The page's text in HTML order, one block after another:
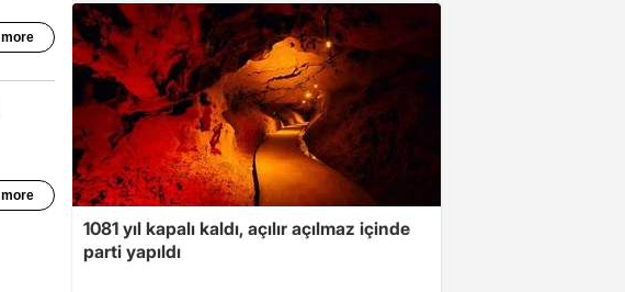
1081 yıl kapalı kaldı, açılır açılmaz içinde
parti yapıldı